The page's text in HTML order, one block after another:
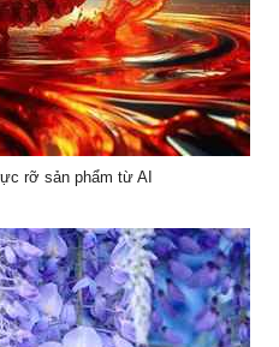
rỡ sản phẩm từ AI